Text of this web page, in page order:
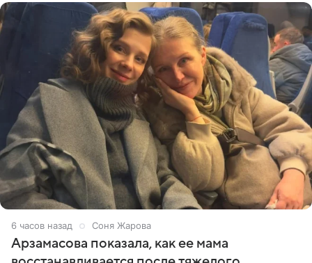
6 часов назад Соня Жарова
Арзамасова показала, как ее мама